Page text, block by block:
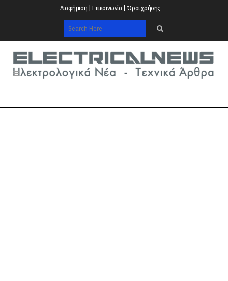
Διαφήμιση | Επικοινωνία | Όροι χρήσης